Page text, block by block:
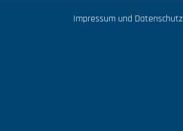
Impressum und Datenschutz